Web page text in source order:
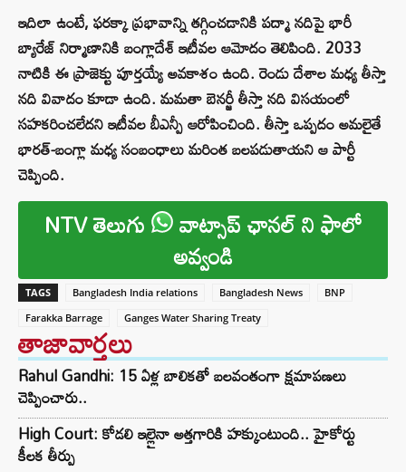
ఇదిలా ఉంటే, ఫరక్కా ప్రభావాన్ని తగ్గించడానికి పద్మా నదిపై భారీ
బ్యారేజ్ నిర్మాణానికి బంగ్లాదేశ్ ఇటీవల ఆమోదం తెలిపింది. 2033
నాటికి ఈ ప్రాజెక్టు పూర్తయ్యే అవకాశం ఉంది. రెండు దేశాల మధ్య తీస్తా
నది వివాదం కూడా ఉంది. మమతా బెనర్జీ తీస్తా నది విసయంలో
సహకరించలేదని ఇటీవల బీఎన్పీ ఆరోపించింది. తీస్తా ఒప్పదం అమలైతే
భారత్-బంగ్లా మధ్య సంబంధాలు మరింత బలపడుతాయని ఆ పార్టీ
చెప్పింది.
NTV తెలుగు వాట్సాప్ ఛానల్ ని ఫాలో
అవ్వండి
TAGS Bangladesh India relations Bangladesh News
BNP
Farakka Barrage
Ganges Water Sharing Treaty
తాజావార్తలు
Rahul Gandhi: 15 ఏళ్ల బాలికతో బలవంతంగా క్షమాపణలు
చెప్పించారు..
High Court: కోడలి ఇల్లైనా అత్తగారికి హక్కుంటుంది.. హైకోర్టు
కీలక తీర్పు